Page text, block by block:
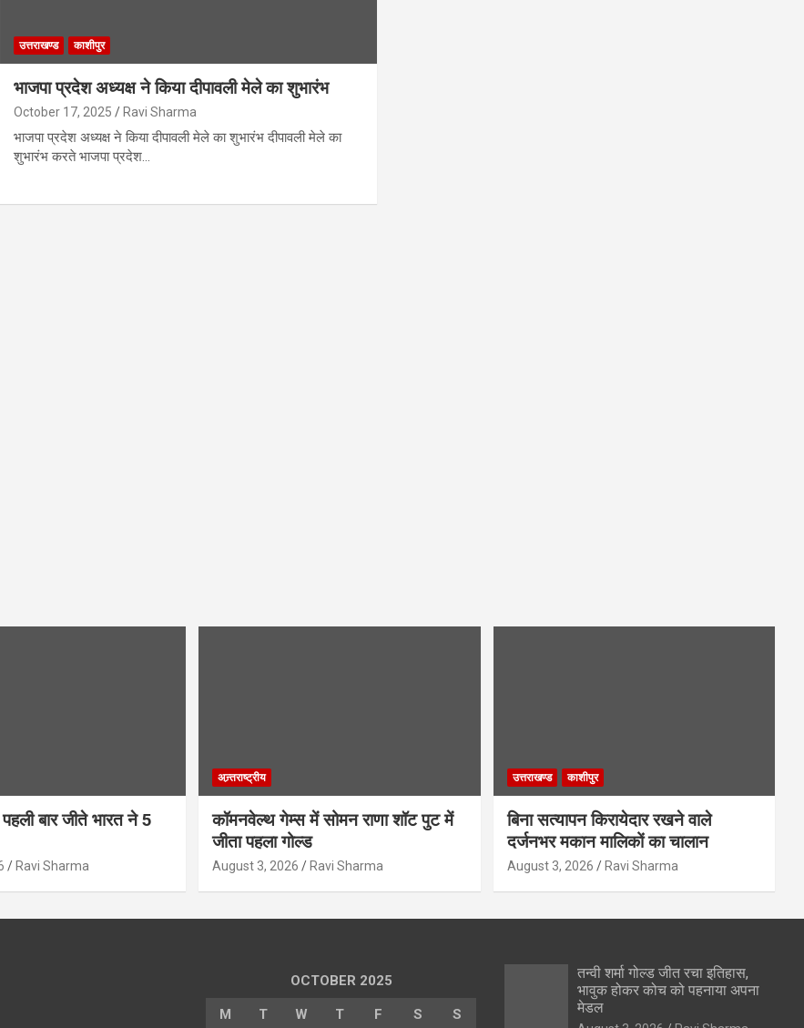
उत्तराखण्ड काशीपुर
भाजपा प्रदेश अध्यक्ष ने किया दीपावली मेले का शुभारंभ
October 17, 2025 Ravi Sharma
भाजपा प्रदेश अध्यक्ष ने किया दीपावली मेले का शुभारंभ दीपावली मेले का
शुभारंभ करते भाजपा प्रदेश…
बार जीते भारत ने 5
Ravi Sharma
अन्र्तराष्ट्रीय
कॉमनवेल्थ गेम्स में सोमन राणा शॉट पुट में
जीता पहला गोल्ड
August 3, 2026 Ravi Sharma
उत्तराखण्ड काशीपुर
बिना सत्यापन किरायेदार रखने वाले
दर्जनभर मकान मालिकों का चालान
August 3, 2026 Ravi Sharma
OCTOBER 2025
M T W T F S S
तन्वी शर्मा गोल्ड जीत रचा इतिहास,
भावुक होकर कोच को पहनाया अपना
मेडल